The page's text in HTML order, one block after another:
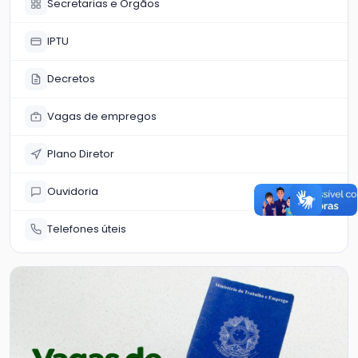
Secretarias e Órgãos
IPTU
Decretos
Vagas de empregos
Plano Diretor
Ouvidoria
Telefones úteis